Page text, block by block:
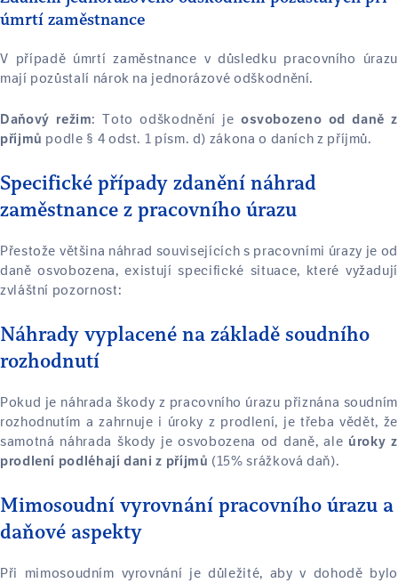
úmrtí zaměstnance
V případě úmrtí zaměstnance v důsledku pracovního úrazu
mají pozůstalí nárok na jednorázové odškodnění.
Daňový režim: Toto odškodnění je osvobozeno od daně z
příjmů podle § 4 odst. 1 písm. d) zákona o daních z příjmů.
Specifické případy zdanění náhrad
zaměstnance z pracovního úrazu
Přestože většina náhrad souvisejících s pracovními úrazy je od
daně osvobozena, existují specifické situace, které vyžadují
zvláštní pozornost:
Náhrady vyplacené na základě soudního
rozhodnutí
Pokud je náhrada škody z pracovního úrazu přiznána soudním
rozhodnutím a zahrnuje i úroky z prodlení, je třeba vědět, že
samotná náhrada škody je osvobozena od daně, ale úroky z
prodlení podléhají dani z příjmů (15% srážková daň).
Mimosoudní vyrovnání pracovního úrazu a
daňové aspekty
Při mimosoudním vyrovnání je důležité, aby v dohodě bylo